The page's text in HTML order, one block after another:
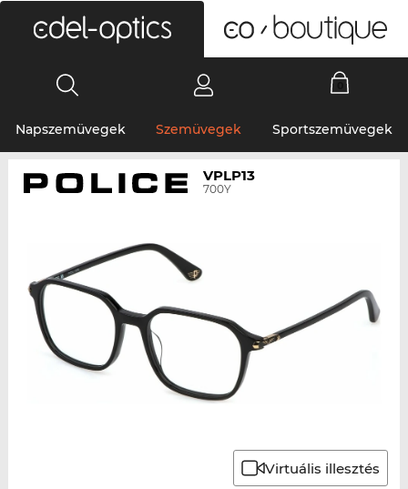
Napszemüvegek Szemüvegek Sportszemüvegek
VPLP13
700Y
Virtuális illesztés